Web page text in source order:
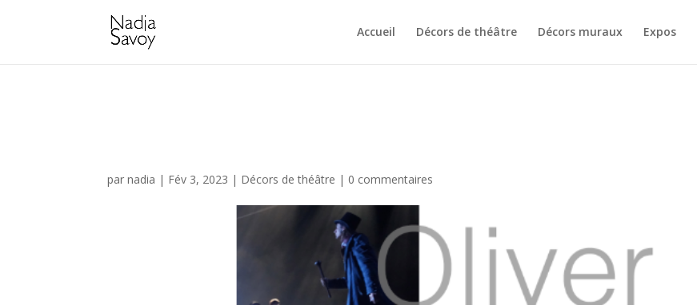
Accueil Décors de théâtre Décors muraux Expos
parnadia | Fév 3, 2023 | Décors de théâtre | 0 commentaires